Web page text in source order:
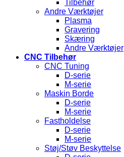
Tilbehør
Andre Værktøjer
Plasma
Gravering
Skæring
Andre Værktøjer
CNC Tilbehør
CNC Tuning
D-serie
M-serie
Maskin Borde
D-serie
M-serie
Fastholdelse
D-serie
M-serie
Støj/Støv Beskyttelse